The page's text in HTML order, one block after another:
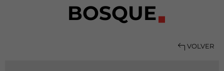
BOSQUE
VOLVER